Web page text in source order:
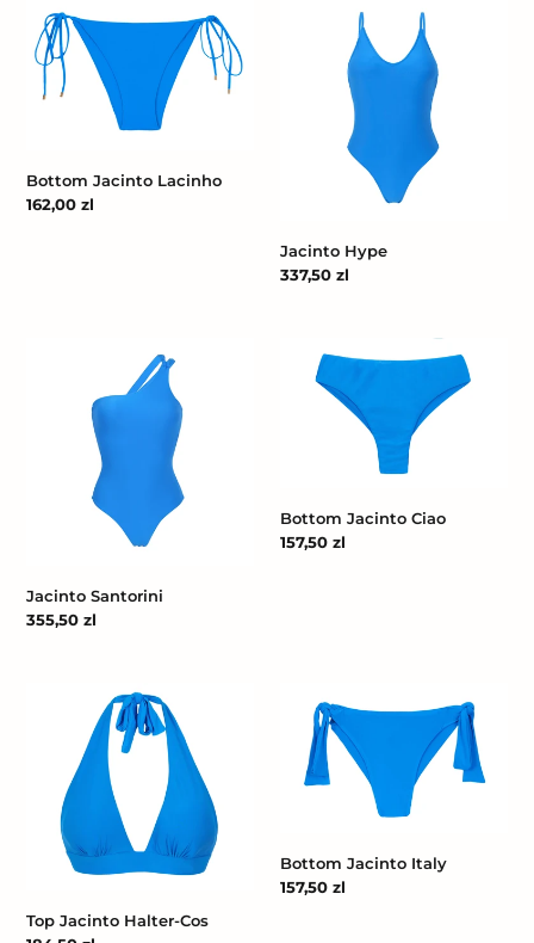
Jacinto
Lacinho
Bottom Jacinto Lacinho
Cena
162,00 zl
Jacinto Hype
Cena
337,50 zl
Jacinto Santorini
Cena
355,50 zl
Bottom
Jacinto
Bottom Jacinto Ciao
Cena
157,50 zl
Top Jacinto Halter-Cos
Jacinto
Italy
Bottom Jacinto Italy
Cena
157,50 zl